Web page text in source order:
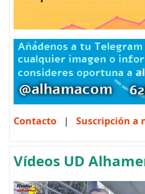
Contacto | Suscripción a
Vídeos UD